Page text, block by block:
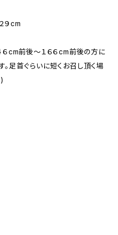
９cm
cm前後～１６６cm前後の方に
足首ぐらいに短くお召し頂く場